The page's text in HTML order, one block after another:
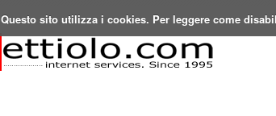
Questo sito utilizza i cookies. Per leggere come